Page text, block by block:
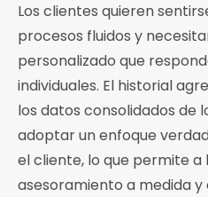
Los clientes quieren
procesos fluidos y
personalizado que
individuales. El historial
los datos consolidados de
adoptar un enfoque
el cliente, lo que permite
asesoramiento a medida